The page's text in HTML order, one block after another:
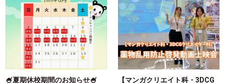
🍧夏期休校期間のお知らせ🍧 【マンガクリエイト科・3DCG